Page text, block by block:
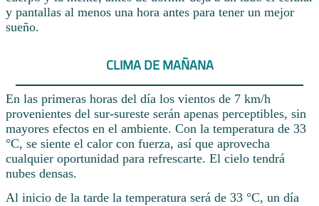
y pantallas al menos una hora antes para tener un mejor
sueño.
CLIMA DE MAÑANA
En las primeras horas del día los vientos de 7 km/h
provenientes del sur-sureste serán apenas perceptibles, sin
mayores efectos en el ambiente. Con la temperatura de 33
°C, se siente el calor con fuerza, así que aprovecha
cualquier oportunidad para refrescarte. El cielo tendrá
nubes densas.
Al inicio de la tarde la temperatura será de 33 °C, un día